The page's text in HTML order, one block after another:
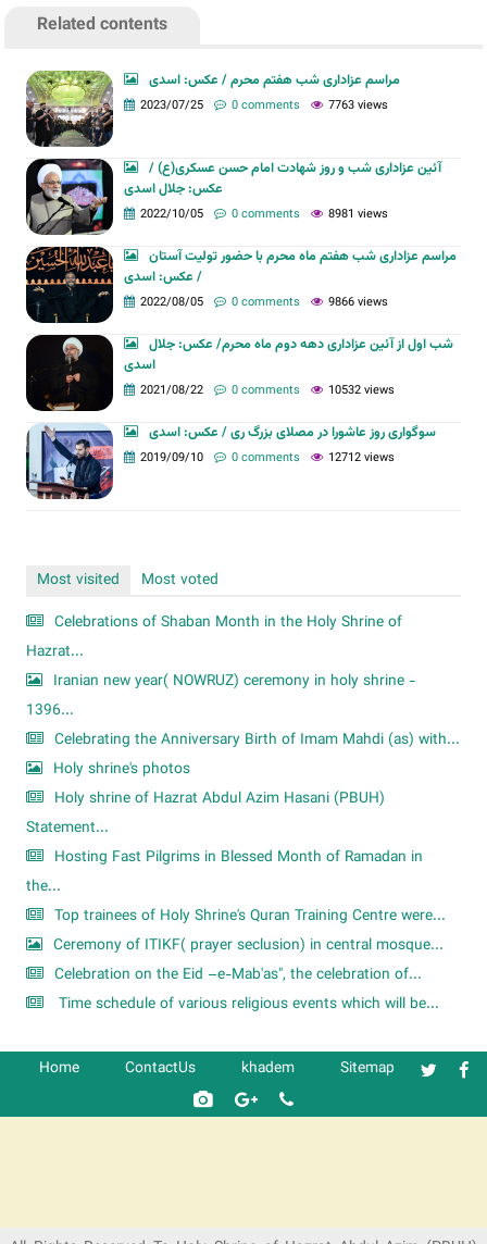
Related contents
مراسم عزاداری شب هفتم محرم / عکس: اسدی
2023/07/25 0 comments 7763 views
آئین عزاداری شب و روز شهادت امام حسن عسکری(ع) /
عکس: جلال اسدی
2022/10/05 0 comments 8981 views
مراسم عزاداری شب هفتم ماه محرم با حضور تولیت آستان
/ عکس: اسدی
2022/08/05 0 comments 9866 views
شب اول از آئین عزاداری دهه دوم ماه محرم/ عکس: جلال
اسدی
2021/08/22 0 comments 10532 views
سوگواری روز عاشورا در مصلای بزرگ ری / عکس: اسدی
2019/09/10 0 comments 12712 views
Most visited
Most voted
Celebrations of Shaban Month in the Holy Shrine of
Hazrat...
Iranian new year( NOWRUZ) ceremony in holy shrine -
1396...
Celebrating the Anniversary Birth of Imam Mahdi (as) with...
Holy shrine's photos
Holy shrine of Hazrat Abdul Azim Hasani (PBUH)
Statement...
Hosting Fast Pilgrims in Blessed Month of Ramadan in
the...
Top trainees of Holy Shrine's Quran Training Centre were...
Ceremony of ITIKF( prayer seclusion) in central mosque...
Celebration on the Eid –e-Mab'as", the celebration of...
Time schedule of various religious events which will be...
Home ContactUs khadem Sitemap